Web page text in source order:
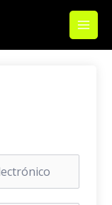
Main